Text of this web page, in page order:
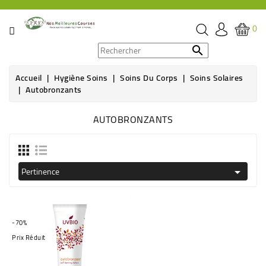
CATÉGORIE
ÉPICERIE
BOISSON
HYGIÈNE
SANTÉ
BIEN-
0

Accueil Hygiène Soins Soins Du Corps Soins Solaires
Autobronzants
AUTOBRONZANTS
Pertinence 
-70%
Prix Réduit